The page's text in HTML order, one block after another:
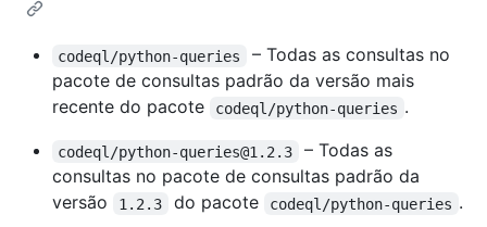
codeql/python-queries
– Todas as consultas no
pacote de consultas padrão da versão mais
recente do pacote
codeql/python-queries .
codeql/python-queries@1.2.3
– Todas as
consultas no pacote de consultas padrão da
versão
1.2.3 do pacote codeql/python-queries .